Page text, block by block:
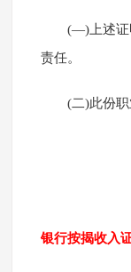
(—)上述证
责任。
(二)此份职
银行按揭收入